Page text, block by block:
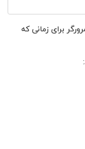
برای زمانی که